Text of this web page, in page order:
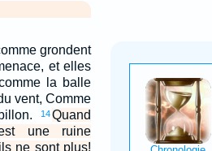
grondent
et elles
la balle
vent, Comme
14 Quand
une ruine
ne sont plus!